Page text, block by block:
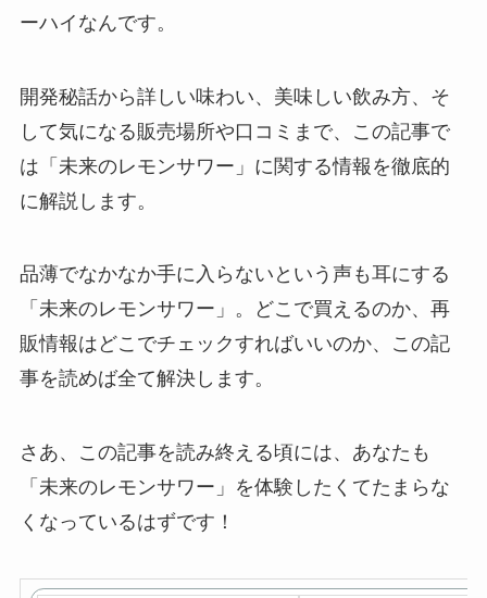
ーハイなんです。
開発秘話から詳しい味わい、美味しい飲み方、そ
して気になる販売場所や口コミまで、この記事で
は「未来のレモンサワー」に関する情報を徹底的
に解説します。
品薄でなかなか手に入らないという声も耳にする
「未来のレモンサワー」。どこで買えるのか、再
販情報はどこでチェックすればいいのか、この記
事を読めば全て解決します。
さあ、この記事を読み終える頃には、あなたも
「未来のレモンサワー」を体験したくてたまらな
くなっているはずです！